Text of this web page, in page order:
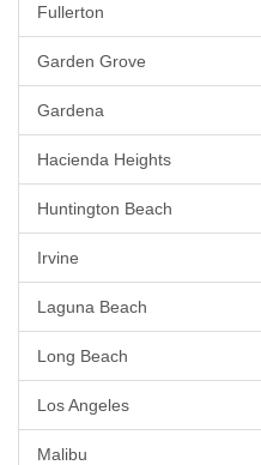
Fullerton
Garden Grove
Gardena
Hacienda Heights
Huntington Beach
Irvine
Laguna Beach
Long Beach
Los Angeles
Malibu